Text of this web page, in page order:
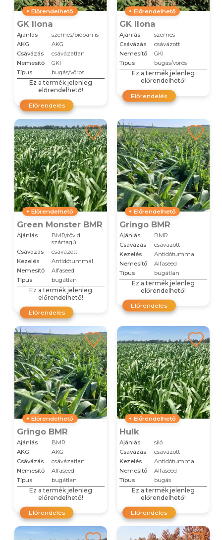
Előrendelhető
GK Ilona
Ajánlás
szemes/bióban is
AKG
AKG
Csávázás
csávázatlan
Nemesítő
GKI
Típus
bugás/vörös
Ez a termék jelenleg
előrendelhető!
Előrendelés
Előrendelhető
GK Ilona
Ajánlás
szemes
Csávázás
csávázott
Nemesítő
GKI
Típus
bugás/vörös
Ez a termék jelenleg
előrendelhető!
Előrendelés
Előrendelhető
Green Monster BMR
Ajánlás
BMR/rövid
szártagú
Csávázás
csávázott
Kezelés
Antidótummal
Nemesítő
Alfaseed
Típus
bugátlan
Ez a termék jelenleg
előrendelhető!
Előrendelés
Előrendelhető
Gringo BMR
Ajánlás
BMR
Csávázás
csávázott
Kezelés
Antidótummal
Nemesítő
Alfaseed
Típus
bugátlan
Ez a termék jelenleg
előrendelhető!
Előrendelés
Előrendelhető
Gringo BMR
Ajánlás
BMR
AKG
AKG
Csávázás
csávázatlan
Nemesítő
Alfaseed
Típus
bugátlan
Ez a termék jelenleg
előrendelhető!
Előrendelés
Előrendelhető
Hulk
Ajánlás
siló
Csávázás
csávázott
Kezelés
Antidótummal
Nemesítő
Alfaseed
Típus
bugás
Ez a termék jelenleg
előrendelhető!
Előrendelés